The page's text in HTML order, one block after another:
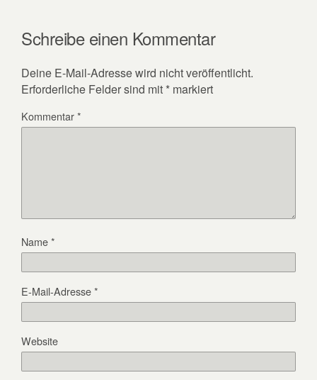
Schreibe einen Kommentar
Deine E-Mail-Adresse wird nicht veröffentlicht.
Erforderliche Felder sind mit * markiert
Kommentar*
Name*
E-Mail-Adresse*
Website